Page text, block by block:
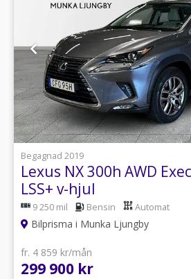
1
Begagnad 2019
Lexus NX 300h AWD
LSS+ v-hjul
9 250 mil Bensin Automat
Bilprisma i Munka Ljungby
fr. 4 859 kr/mån
299 900 kr